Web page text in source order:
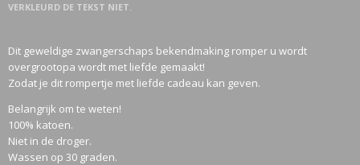
VERKLEURD DE TEKST NIET.
Dit geweldige zwangerschaps bekendmaking romper u wordt
overgrootopa wordt met liefde gemaakt!
Zodat je dit rompertje met liefde cadeau kan geven.
Belangrijk om te weten!
100% katoen.
Niet in de droger.
Wassen op 30 graden.